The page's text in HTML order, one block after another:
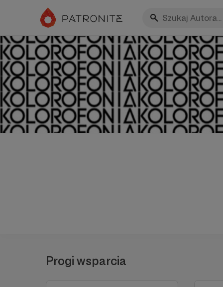
Progi wsparcia